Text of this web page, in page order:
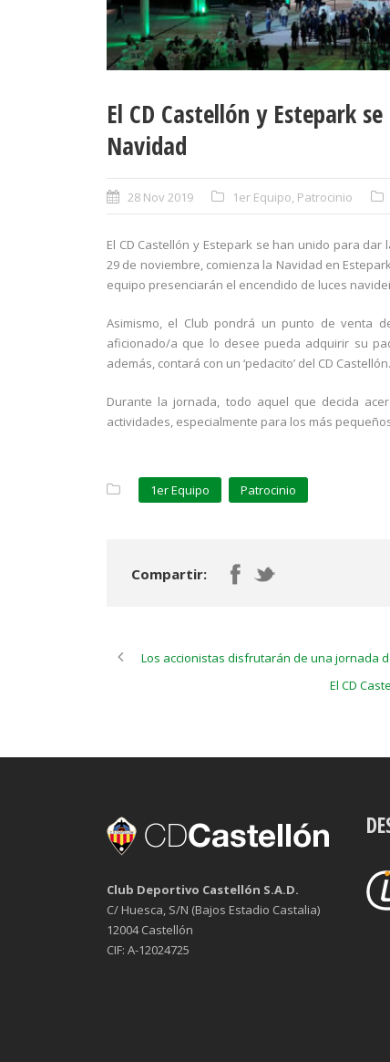
El CD Castellón y Estepark
Navidad
28 Nov 2019 1er Equipo, Patrocinio
El CD Castellón y Estepark se han unido para
29 de noviembre, comienza la Navidad en
equipo presenciarán el encendido de luces
Asimismo, el Club pondrá un punto de venta
aficionado/a que lo desee pueda adquirir su
además, contará con un ‘pedacito’ del CD Castellón.
Durante la jornada, todo aquel que decida
actividades, especialmente para los más
1er Equipo Patrocinio
Compartir:
Los accionistas disfrutarán de una jornada
El CD
Club Deportivo Castellón S.A.D.
C/ Huesca, S/N (Bajos Estadio Castalia)
12004 Castellón
CIF: A-12024725